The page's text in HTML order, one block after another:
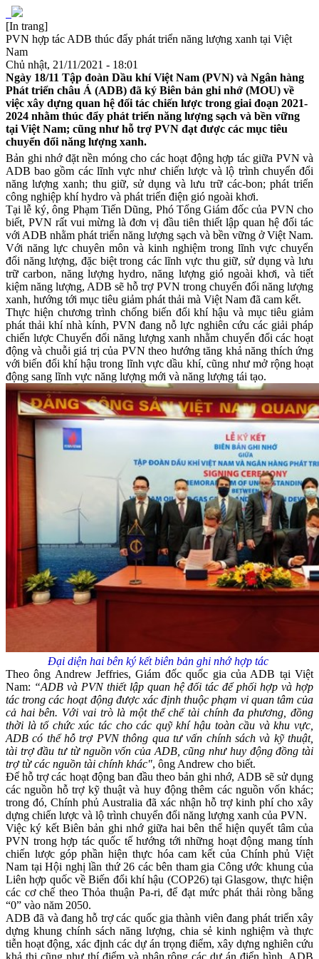
[In trang]
PVN hợp tác ADB thúc đẩy phát triển năng lượng xanh tại Việt
Nam
Chủ nhật, 21/11/2021 - 18:01
Ngày 18/11 Tập đoàn Dầu khí Việt Nam (PVN) và Ngân hàng
Phát triển châu Á (ADB) đã ký Biên bản ghi nhớ (MOU) về
việc xây dựng quan hệ đối tác chiến lược trong giai đoạn 2021-
2024 nhằm thúc đẩy phát triển năng lượng sạch và bền vững
tại Việt Nam; cũng như hỗ trợ PVN đạt được các mục tiêu
chuyển đổi năng lượng xanh.
Bản ghi nhớ đặt nền móng cho các hoạt động hợp tác giữa PVN và
ADB bao gồm các lĩnh vực như chiến lược và lộ trình chuyển đổi
năng lượng xanh; thu giữ, sử dụng và lưu trữ các-bon; phát triển
công nghiệp khí hydro và phát triển điện gió ngoài khơi.
Tại lễ ký, ông Phạm Tiến Dũng, Phó Tổng Giám đốc của PVN cho
biết, PVN rất vui mừng là đơn vị đầu tiên thiết lập quan hệ đối tác
với ADB nhằm phát triển năng lượng sạch và bền vững ở Việt Nam.
Với năng lực chuyên môn và kinh nghiệm trong lĩnh vực chuyển
đổi năng lượng, đặc biệt trong các lĩnh vực thu giữ, sử dụng và lưu
trữ carbon, năng lượng hydro, năng lượng gió ngoài khơi, và tiết
kiệm năng lượng, ADB sẽ hỗ trợ PVN trong chuyển đổi năng lượng
xanh, hướng tới mục tiêu giảm phát thải mà Việt Nam đã cam kết.
Thực hiện chương trình chống biến đổi khí hậu và mục tiêu giảm
phát thải khí nhà kính, PVN đang nỗ lực nghiên cứu các giải pháp
chiến lược Chuyển đổi năng lượng xanh nhằm chuyển đổi các hoạt
động và chuỗi giá trị của PVN theo hướng tăng khả năng thích ứng
với biến đổi khí hậu trong lĩnh vực dầu khí, cũng như mở rộng hoạt
động sang lĩnh vực năng lượng mới và năng lượng tái tạo.
Đại diện hai bên ký kết biên bản ghi nhớ hợp tác
Theo ông Andrew Jeffries, Giám đốc quốc gia của ADB tại Việt
Nam: “ADB và PVN thiết lập quan hệ đối tác để phối hợp và hợp
tác trong các hoạt động được xác định thuộc phạm vi quan tâm của
cả hai bên. Với vai trò là một thể chế tài chính đa phương, đồng
thời là tổ chức xúc tác cho các quỹ khí hậu toàn cầu và khu vực,
ADB có thể hỗ trợ PVN thông qua tư vấn chính sách và kỹ thuật,
tài trợ đầu tư từ nguồn vốn của ADB, cũng như huy động đồng tài
trợ từ các nguồn tài chính khác", ông Andrew cho biết.
Để hỗ trợ các hoạt động ban đầu theo bản ghi nhớ, ADB sẽ sử dụng
các nguồn hỗ trợ kỹ thuật và huy động thêm các nguồn vốn khác;
trong đó, Chính phủ Australia đã xác nhận hỗ trợ kinh phí cho xây
dựng chiến lược và lộ trình chuyển đổi năng lượng xanh của PVN.
Việc ký kết Biên bản ghi nhớ giữa hai bên thể hiện quyết tâm của
PVN trong hợp tác quốc tế hướng tới những hoạt động mang tính
chiến lược góp phần hiện thực hóa cam kết của Chính phủ Việt
Nam tại Hội nghị lần thứ 26 các bên tham gia Công ước khung của
Liên hợp quốc về Biến đổi khí hậu (COP26) tại Glasgow, thực hiện
các cơ chế theo Thỏa thuận Pa-ri, để đạt mức phát thải ròng bằng
“0” vào năm 2050.
ADB đã và đang hỗ trợ các quốc gia thành viên đang phát triển xây
dựng khung chính sách năng lượng, chia sẻ kinh nghiệm và thực
tiễn hoạt động, xác định các dự án trọng điểm, xây dựng nghiên cứu
khả thi cũng như thí điểm và nhân rộng các dự án điển hình. ADB